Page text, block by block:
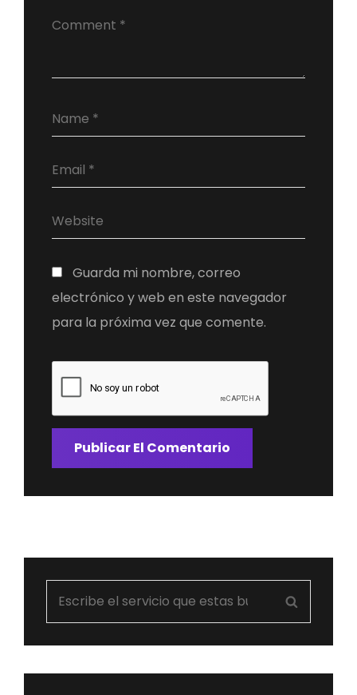
Guarda mi nombre, correo
electrónico y web en este navegador
para la próxima vez que comente.